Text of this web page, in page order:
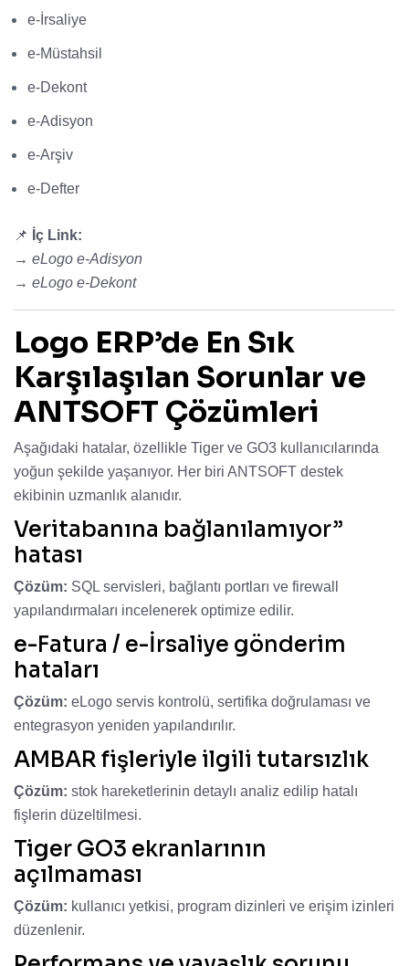
e-İrsaliye
e-Müstahsil
e-Dekont
e-Adisyon
e-Arşiv
e-Defter
📌 İç Link:
→ eLogo e-Adisyon
→ eLogo e-Dekont
Logo ERP’de En Sık
Karşılaşılan Sorunlar ve
ANTSOFT Çözümleri
Aşağıdaki hatalar, özellikle Tiger ve GO3 kullanıcılarında
yoğun şekilde yaşanıyor. Her biri ANTSOFT destek
ekibinin uzmanlık alanıdır.
Veritabanına bağlanılamıyor”
hatası
Çözüm: SQL servisleri, bağlantı portları ve firewall
yapılandırmaları incelenerek optimize edilir.
e-Fatura / e-İrsaliye gönderim
hataları
Çözüm: eLogo servis kontrolü, sertifika doğrulaması ve
entegrasyon yeniden yapılandırılır.
AMBAR fişleriyle ilgili tutarsızlık
Çözüm: stok hareketlerinin detaylı analiz edilip hatalı
fişlerin düzeltilmesi.
Tiger GO3 ekranlarının
açılmaması
Çözüm: kullanıcı yetkisi, program dizinleri ve erişim izinleri
düzenlenir.